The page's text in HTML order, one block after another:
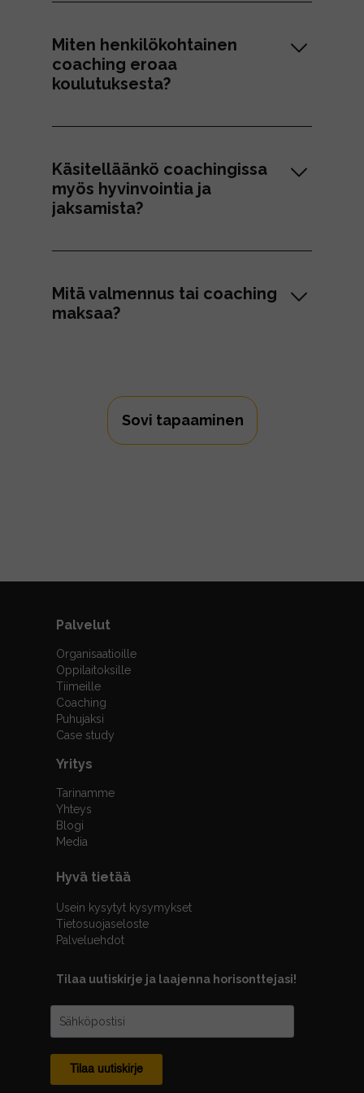
Miten henkilökohtainen
coaching eroaa
koulutuksesta?
Käsitelläänkö coachingissa
myös hyvinvointia ja
jaksamista?
Mitä valmennus tai coaching
maksaa?
Sovi tapaaminen
Tilaa uutiskirje
Usein kysytyt kysymykset
Tietosuojaseloste
Palveluehdot
Tarinamme
Yhteys
Blogi
Media
Organisaatioille
Oppilaitoksille
Tiimeille
Coaching
Puhujaksi
Case study
Tilaa uutiskirje ja laajenna horisonttejasi!
Hyvä tietää
Yritys
Palvelut